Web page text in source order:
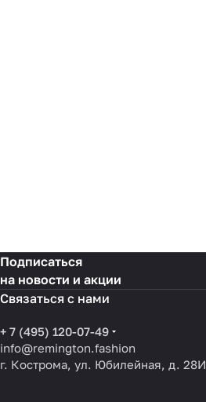
Подписаться
на новости и акции
Связаться с нами
+ 7 (495) 120-07-49
info@remington.fashion
г. Кострома, ул. Юбилейная, д. 28И